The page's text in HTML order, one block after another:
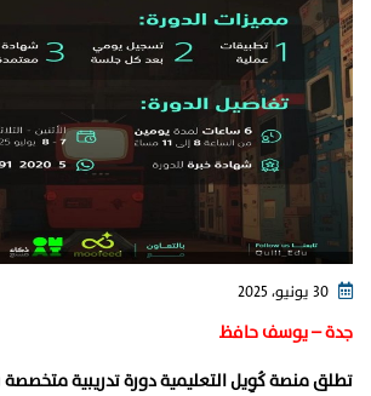
جدة – يوسف حافظ